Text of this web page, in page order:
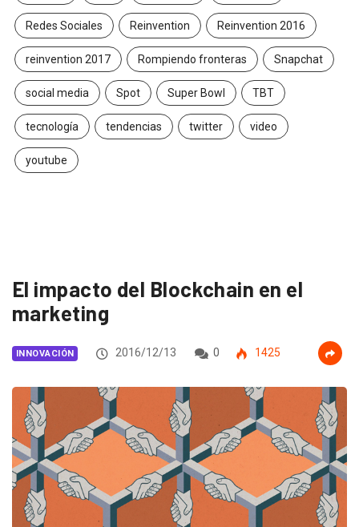
Redes Sociales Reinvention Reinvention 2016
reinvention 2017 Rompiendo fronteras Snapchat
social media Spot Super Bowl TBT
tecnología tendencias twitter video
youtube
El impacto del Blockchain en el
marketing
INNOVACIÓN 2016/12/13 0 1425